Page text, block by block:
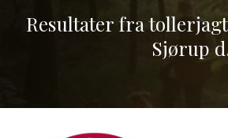
Resultater fra
Sjørup